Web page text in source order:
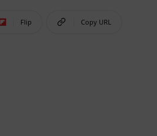
Flip Copy URL